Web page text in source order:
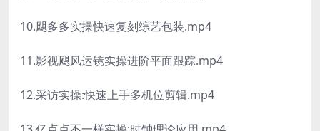
10.飓多多实操快速复刻综艺包装.mp4
11.影视飓风运镜实操进阶平面跟踪.mp4
12.采访实操:快速上手多机位剪辑.mp4